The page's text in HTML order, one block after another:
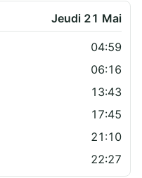
Jeudi 21 Mai
04:59
06:16
13:43
17:45
21:10
22:27